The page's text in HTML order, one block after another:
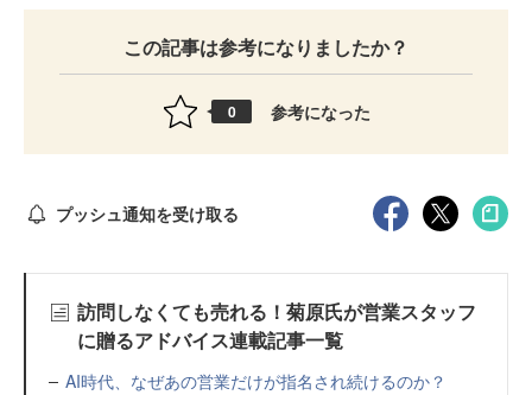
この記事は参考になりましたか？
0 参考になった
プッシュ通知を受け取る
訪問しなくても売れる！菊原氏が営業スタッフ
に贈るアドバイス連載記事一覧
AI時代、なぜあの営業だけが指名され続けるのか？